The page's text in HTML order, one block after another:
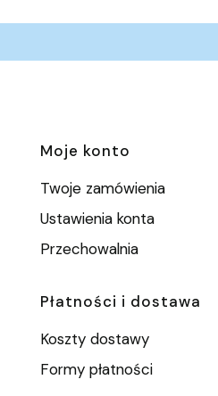
Moje konto
Twoje zamówienia
Ustawienia konta
Przechowalnia
Płatności i dostawa
Koszty dostawy
Formy płatności